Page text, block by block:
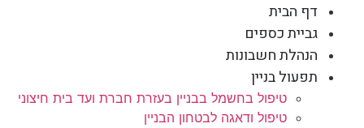
דף הבית
גביית כספים
הנהלת חשבונות
תפעול בניין
טיפול בחשמל בבניין בעזרת חברת ועד בית חיצוני
טיפול ודאגה לבטחון הבניין